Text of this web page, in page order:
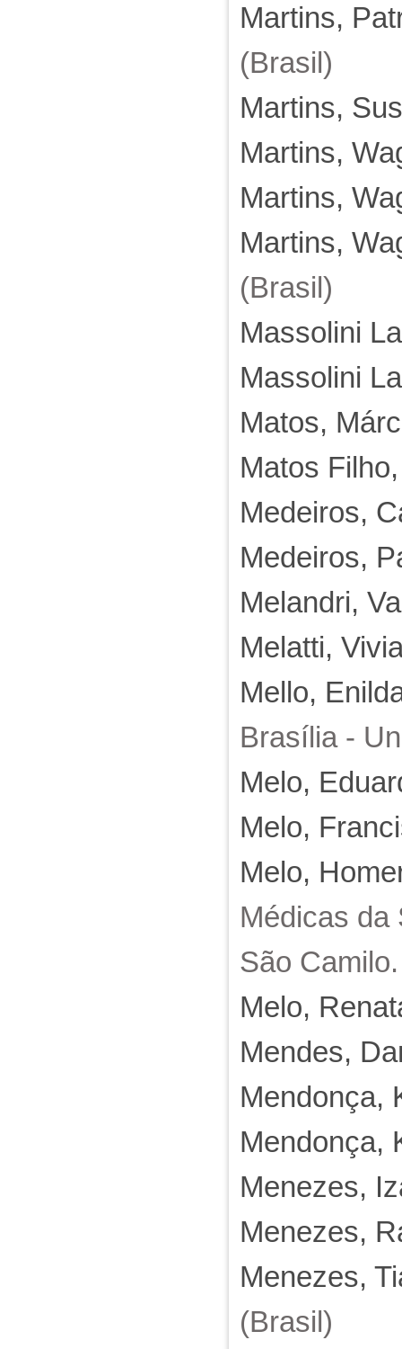
Martins,
(Brasil)
Martins,
Martins,
Martins,
Martins,
(Brasil)
Massolini
Massolini
Matos,
Matos
Medeiros,
Medeiros,
Melandri,
Melatti,
Mello,
Brasília -
Melo,
Melo,
Melo,
Médicas da
São Camilo.
Melo,
Mendes,
Mendonça,
Mendonça,
Menezes,
Menezes,
Menezes,
(Brasil)